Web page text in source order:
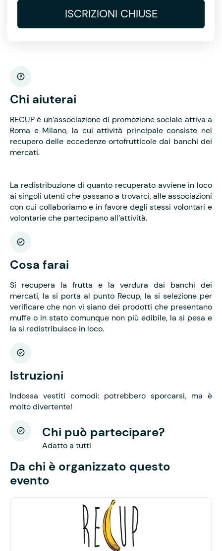
ISCRIZIONI CHIUSE
Chi aiuterai
RECUP è un’associazione di promozione sociale attiva a
Roma e Milano, la cui attività principale consiste nel
recupero delle eccedenze ortofrutticole dai banchi dei
mercati.
La redistribuzione di quanto recuperato avviene in loco
ai singoli utenti che passano a trovarci, alle associazioni
con cui collaboriamo e in favore degli stessi volontari e
volontarie che partecipano all’attività.
Cosa farai
Si recupera la frutta e la verdura dai banchi dei
mercati, la si porta al punto Recup, la si selezione per
verificare che non vi siano dei prodotti che presentano
muffe o in stato comunque non più edibile, la si pesa e
la si redistribuisce in loco.
Istruzioni
Indossa vestiti comodi: potrebbero sporcarsi, ma è
molto divertente!
Chi può partecipare?
Adatto a tutti
Da chi è organizzato questo
evento